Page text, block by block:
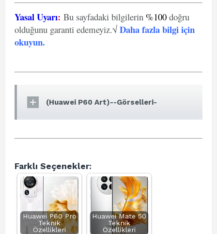
Yasal Uyarı: Bu sayfadaki bilgilerin %100 doğru
olduğunu garanti edemeyiz.√ Daha fazla bilgi için
okuyun.
(Huawei P60 Art)--Görselleri-
Farklı Seçenekler:
Huawei P60 Pro
Teknik
Özellikleri
Huawei Mate 50
Teknik
Özellikleri